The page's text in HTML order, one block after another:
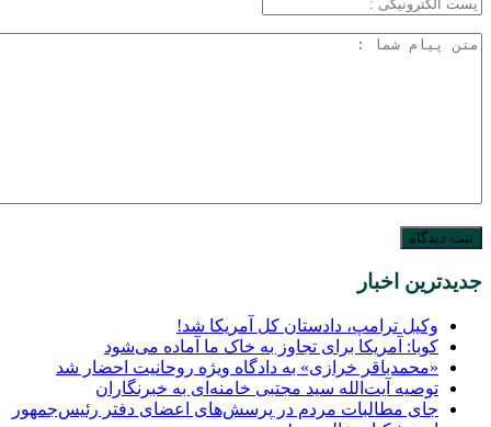
جدیدترین اخبار
وکیل ترامپ، دادستان کل آمریکا شد!
کوبا: آمریکا برای تجاوز به خاک ما آماده می‌شود
«محمدباقر خرازی» به دادگاه ویژه روحانیت احضار شد
توصیه آیت‌الله سید مجتبی خامنه‌ای به خبرنگاران
جای مطالبات مردم در پرسش‌های اعضای دفتر رئیس‌جمهور